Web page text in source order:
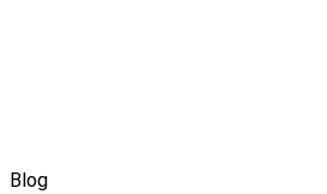
Blog